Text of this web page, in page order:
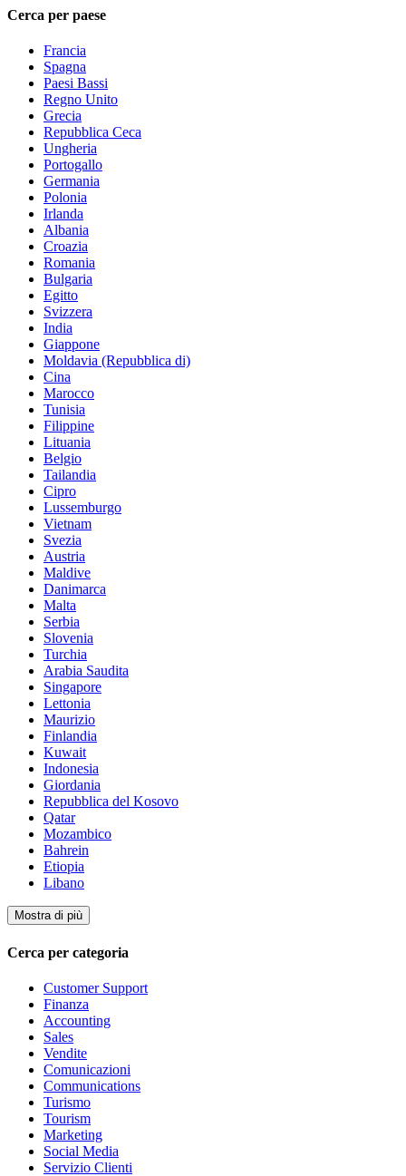
Cerca per paese
Francia
Spagna
Paesi Bassi
Regno Unito
Grecia
Repubblica Ceca
Ungheria
Portogallo
Germania
Polonia
Irlanda
Albania
Croazia
Romania
Bulgaria
Egitto
Svizzera
India
Giappone
Moldavia (Repubblica di)
Cina
Marocco
Tunisia
Filippine
Lituania
Belgio
Tailandia
Cipro
Lussemburgo
Vietnam
Svezia
Austria
Maldive
Danimarca
Malta
Serbia
Slovenia
Turchia
Arabia Saudita
Singapore
Lettonia
Maurizio
Finlandia
Kuwait
Indonesia
Giordania
Repubblica del Kosovo
Qatar
Mozambico
Bahrein
Etiopia
Libano
Mostra di più
Cerca per categoria
Customer Support
Finanza
Accounting
Sales
Vendite
Comunicazioni
Communications
Turismo
Tourism
Marketing
Social Media
Servizio Clienti